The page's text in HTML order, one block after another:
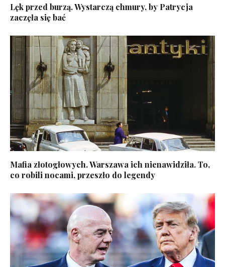
Lęk przed burzą. Wystarczą chmury, by Patrycja
zaczęła się bać
Mafia złotogłowych. Warszawa ich nienawidziła. To,
co robili nocami, przeszło do legendy